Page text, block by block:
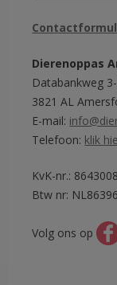
Dierenoppas
Databankweg
3821 AL
E-mail:
Telefoon: klik
KvK-nr.:
Btw nr:
Volg ons op